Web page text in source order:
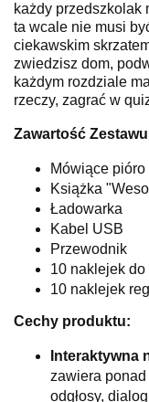
każdy przedszkolak
ta wcale nie musi
ciekawskim
zwiedzisz dom,
każdym rozdziale
rzeczy, zagrać w
Zawartość
Mówiące
Książka
Ładowarka
Kabel USB
Przewodnik
10 naklejek
10 naklejek
Cechy produktu:
Interaktywna
zawiera
odgłosy,